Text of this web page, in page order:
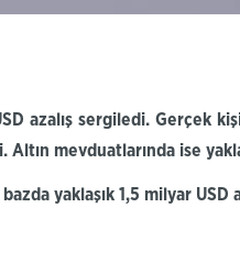
azalış sergiledi. Gerçek
Altın mevduatlarında ise
yaklaşık 1,5 milyar USD